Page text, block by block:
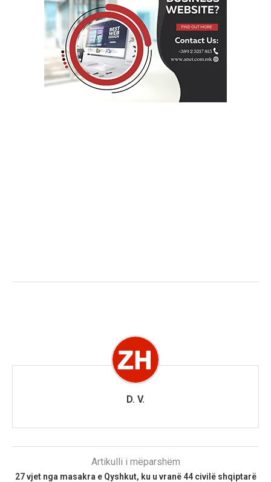
D. V.
Artikulli i mëparshëm
27 vjet nga masakra e Qyshkut, ku u vranë 44 civilë shqiptarë